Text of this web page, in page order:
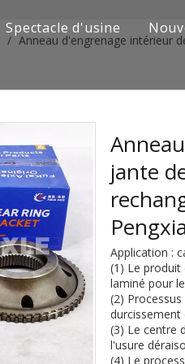
SAIC-lveco Hongyan
Foton Auman
FAW Jiefang
Dongfeng
européens et japonais
de machines
de camions
Spectacle d'usine
/ Anneau d'engrenage intérieur
jante
Application :
(1) Le produit
laminé pour
(2)
durcissement
(3) Le centre
l'usure
(4) Le